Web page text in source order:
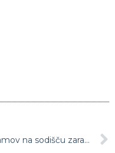
Abramov na sodišču zaradi kredita, ki ga je zanj vzela mama nekdanjega dekleta